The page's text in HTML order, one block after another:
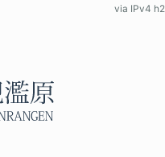
via IPv4 h2